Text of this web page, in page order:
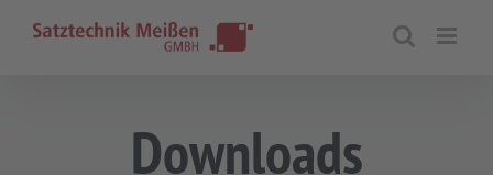
Inhalt
Downloads